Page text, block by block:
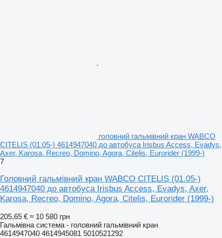
головний гальмівний кран WABCO
CITELIS (01.05-) 4614947040 до автобуса Irisbus Access, Evadys,
Axer, Karosa, Recreo, Domino, Agora, Citelis, Eurorider (1999-)
7
Головний гальмівний кран WABCO CITELIS (01.05-)
4614947040 до автобуса Irisbus Access, Evadys, Axer,
Karosa, Recreo, Domino, Agora, Citelis, Eurorider (1999-)
205,65 € ≈ 10 580 грн
Гальмівна система - головний гальмівний кран
4614947040 4614945081 5010521292